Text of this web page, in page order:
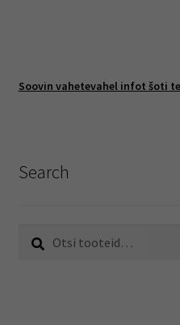
Soovin vahetevahel infot šoti
Search